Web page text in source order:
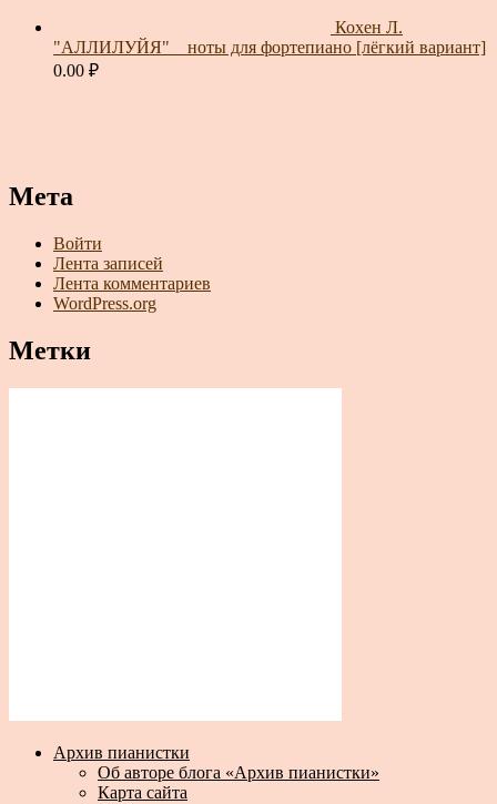
Кохен Л.
"АЛЛИЛУЙЯ" _ ноты для фортепиано [лёгкий вариант]
0.00 ₽
Мета
Войти
Лента записей
Лента комментариев
WordPress.org
Метки
Архив пианистки
Об авторе блога «Архив пианистки»
Карта сайта